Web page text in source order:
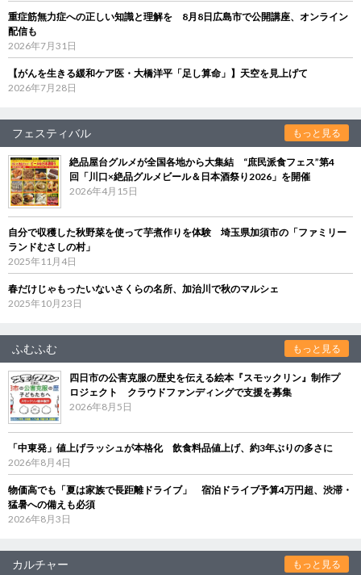
重症筋無力症への正しい知識と理解を 8月8日広島市で公開講座、オンライン
配信も
2026年7月31日
【がんを生きる緩和ケア医・大橋洋平「足し算命」】天空を見上げて
2026年7月28日
フェスティバル もっと見る
絶品屋台グルメが全国各地から大集結 “庶民派食フェス”第4
回「川口×絶品グルメビール＆日本酒祭り2026」を開催
2026年4月15日
自分で収穫した秋野菜を使って芋煮作りを体験 埼玉県加須市の「ファミリー
ランドむさしの村」
2025年11月4日
春だけじゃもったいないさくらの名所、加治川で秋のマルシェ
2025年10月23日
ふむふむ もっと見る
四日市の公害克服の歴史を伝える絵本『スモックリン』制作プ
ロジェクト クラウドファンディングで支援を募集
2026年8月5日
「中東発」値上げラッシュが本格化 飲食料品値上げ、約3年ぶりの多さに
2026年8月4日
物価高でも「夏は家族で長距離ドライブ」 宿泊ドライブ予算4万円超、渋滞・
猛暑への備えも必須
2026年8月3日
カルチャー もっと見る